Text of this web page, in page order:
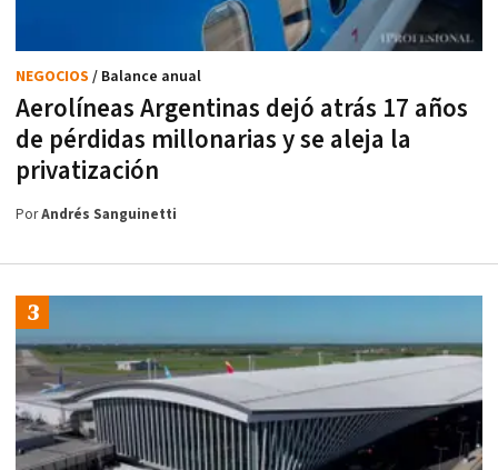
Aerolíneas Argentinas dejó atrás 17 años
de pérdidas millonarias y se aleja la
privatización
NEGOCIOS / Balance anual
PorAndrés Sanguinetti